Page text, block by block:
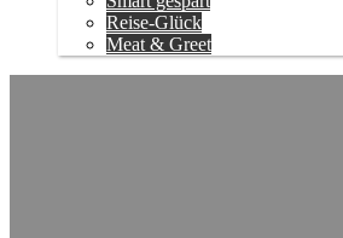
Reise-Glück
Meat & Greet